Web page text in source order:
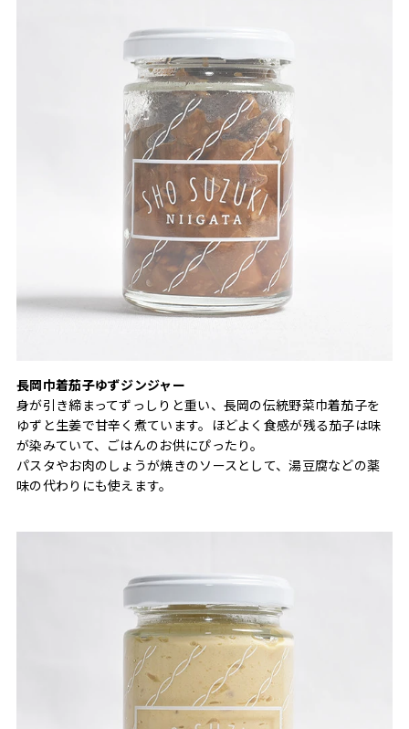
長岡巾着茄子ゆずジンジャー
身が引き締まってずっしりと重い、長岡の伝統野菜巾着茄子を
ゆずと生姜で甘辛く煮ています。ほどよく食感が残る茄子は味
が染みていて、ごはんのお供にぴったり。
パスタやお肉のしょうが焼きのソースとして、湯豆腐などの薬
味の代わりにも使えます。